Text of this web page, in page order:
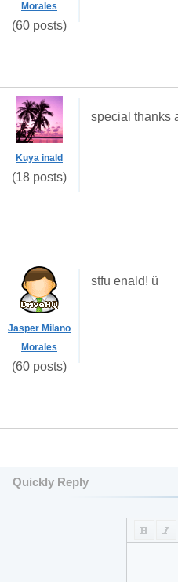
Morales
(60 posts)
Kuya inald
(18 posts)
special thanks
Jasper Milano
Morales
(60 posts)
stfu enald! ü
Quickly Reply